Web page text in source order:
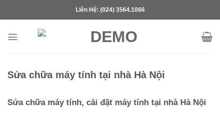
Liên Hệ: (024) 3564.1066
Sửa chữa máy tính tại nhà Hà Nội
Sửa chữa máy tính, cài đặt máy tính tại nhà Hà Nội